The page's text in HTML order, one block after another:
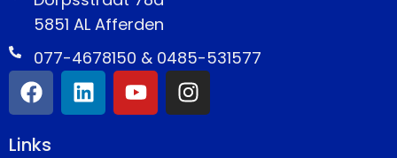
5851 AL Afferden
077-4678150 & 0485-531577
Links